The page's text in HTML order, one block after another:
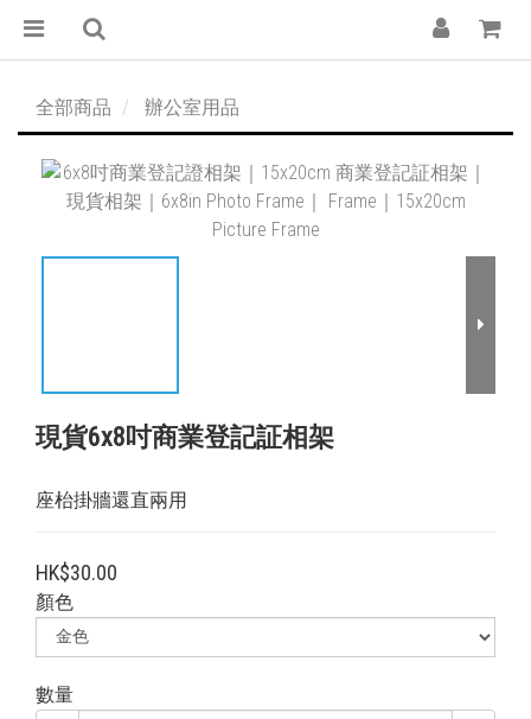
全部商品 辦公室用品
現貨6x8吋商業登記証相架
座枱掛牆還直兩用
HK$30.00
顏色
數量